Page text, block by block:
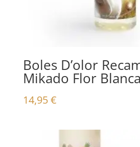
Boles D’olor
Mikado Flor
14,95€